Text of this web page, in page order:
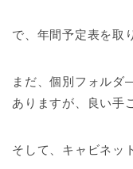
で、年間予定表を取
まだ、個別フォルダ
ありますが、良い手
そして、キャビネッ